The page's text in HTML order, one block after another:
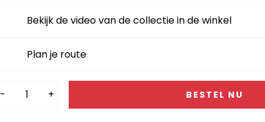
Bekijk de video van de collectie in de winkel
Plan je route
- + BESTEL NU
Alternative: